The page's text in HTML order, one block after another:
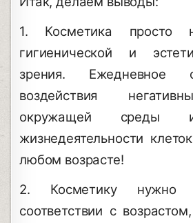
1. Косметика просто
гигиенической и
зрения. Ежедневное
воздействия
окружащей среды
жизнедеятельности
любом возрасте!
2. Косметику нужно
соответствии с